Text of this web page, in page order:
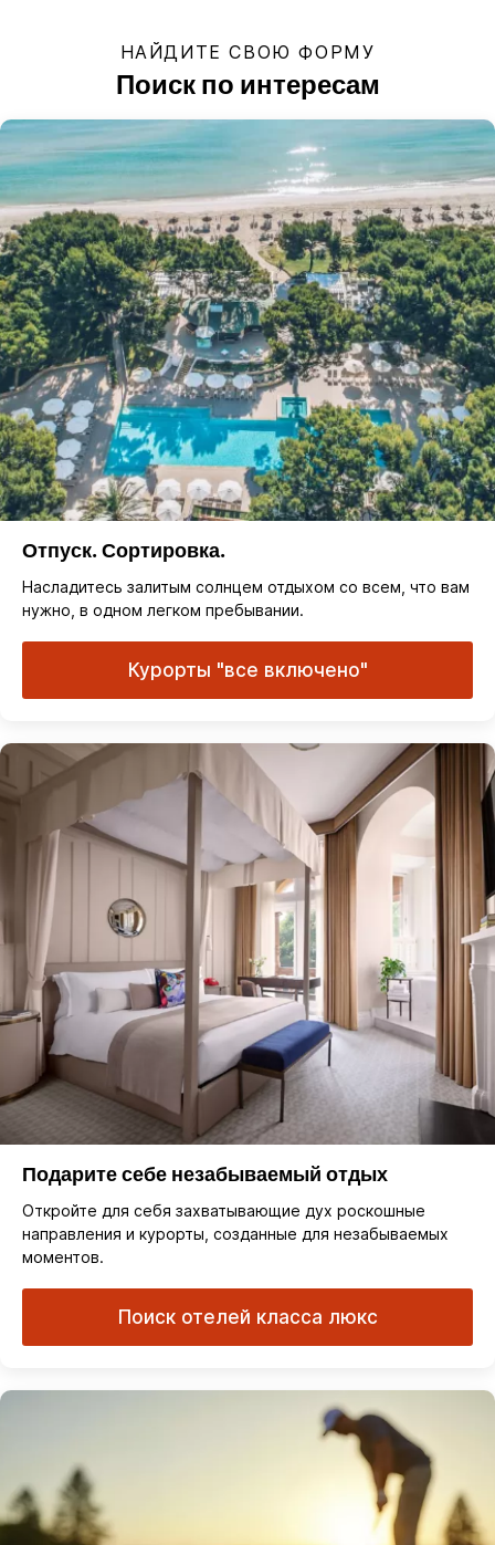
НАЙДИТЕ СВОЮ ФОРМУ
Поиск по интересам
Отпуск. Сортировка.
Насладитесь залитым солнцем отдыхом со всем, что вам
нужно, в одном легком пребывании.
Курорты "все включено"
Подарите себе незабываемый отдых
Откройте для себя захватывающие дух роскошные
направления и курорты, созданные для незабываемых
моментов.
Поиск отелей класса люкс